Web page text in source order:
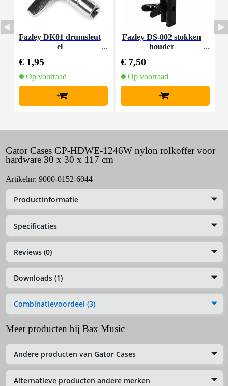
Fazley DK01 drumsleut
el
€ 1,95
Op voorraad
+
Fazley DS-002 stokken
houder
€ 7,50
Op voorraad
+
Gator Cases GP-HDWE-1246W nylon rolkoffer voor
hardware 30 x 30 x 117 cm
Artikelnr: 9000-0152-6044
Productinformatie
Specificaties
Reviews (0)
Downloads (1)
Combinatievoordeel (3)
Meer producten bij Bax Music
Andere producten van Gator Cases
Alternatieve producten andere merken